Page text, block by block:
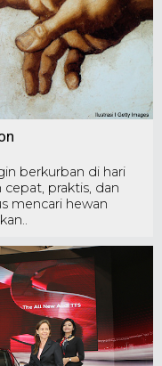
berkurban di hari
cepat, praktis, dan
mencari hewan